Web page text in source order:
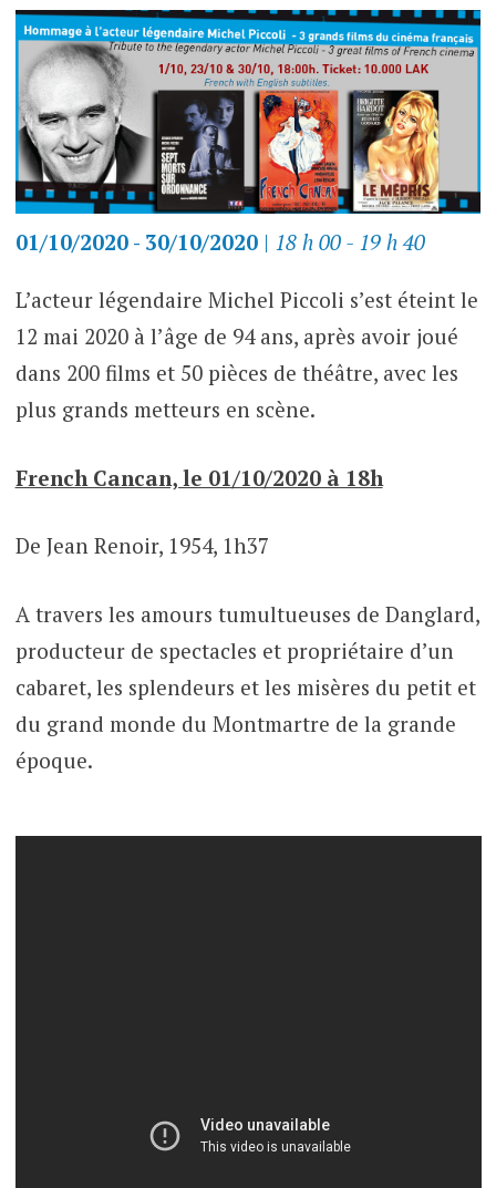
01/10/2020 - 30/10/2020| 18 h 00 - 19 h 40
L’acteur légendaire Michel Piccoli s’est éteint le
12 mai 2020 à l’âge de 94 ans, après avoir joué
dans 200 films et 50 pièces de théâtre, avec les
plus grands metteurs en scène.
French Cancan, le 01/10/2020 à 18h
De Jean Renoir, 1954, 1h37
A travers les amours tumultueuses de Danglard,
producteur de spectacles et propriétaire d’un
cabaret, les splendeurs et les misères du petit et
du grand monde du Montmartre de la grande
époque.